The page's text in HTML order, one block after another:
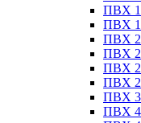
ПВХ
ПВХ
ПВХ
ПВХ
ПВХ
ПВХ
ПВХ
ПВХ